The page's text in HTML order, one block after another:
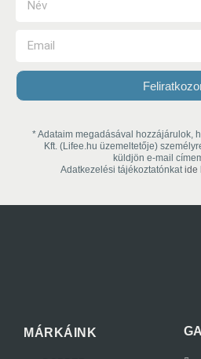
* Adataim megadásával hozzájárulok,
Kft. (Lifee.hu üzemeltetője)
küldjön e-mail
Adatkezelési tájékoztatónkatide
MÁRKÁINK